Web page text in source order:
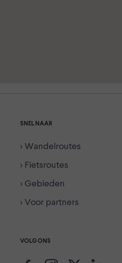
SNEL NAAR
> Wandelroutes
> Fietsroutes
> Gebieden
> Voor partners
VOLG ONS